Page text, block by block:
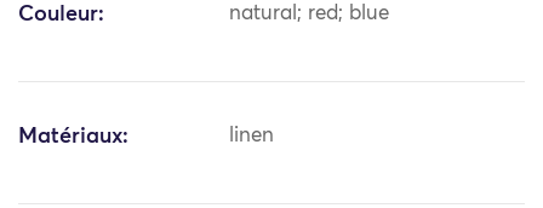
Couleur: natural; red; blue
Matériaux: linen